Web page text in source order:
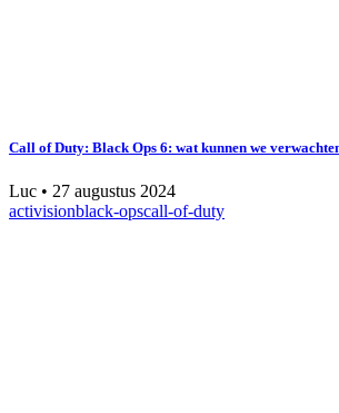
Call of Duty: Black Ops 6: wat kunnen we
Luc • 27 augustus 2024
activisionblack-opscall-of-duty